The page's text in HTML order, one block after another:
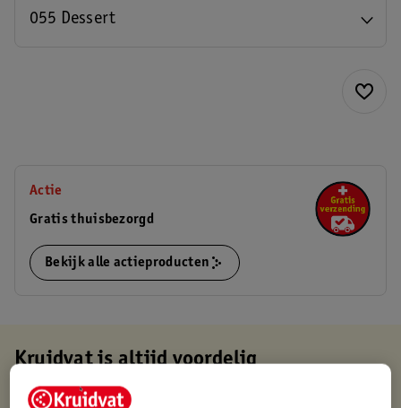
055 Dessert
Actie
Gratis thuisbezorgd
Bekijk alle actieproducten
Kruidvat is altijd voordelig
Gratis ophalen in de winkel